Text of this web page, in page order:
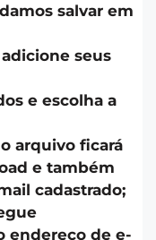
salvar em
seus
e escolha a
arquivo ficará
e também
cadastrado;
endereço de e-